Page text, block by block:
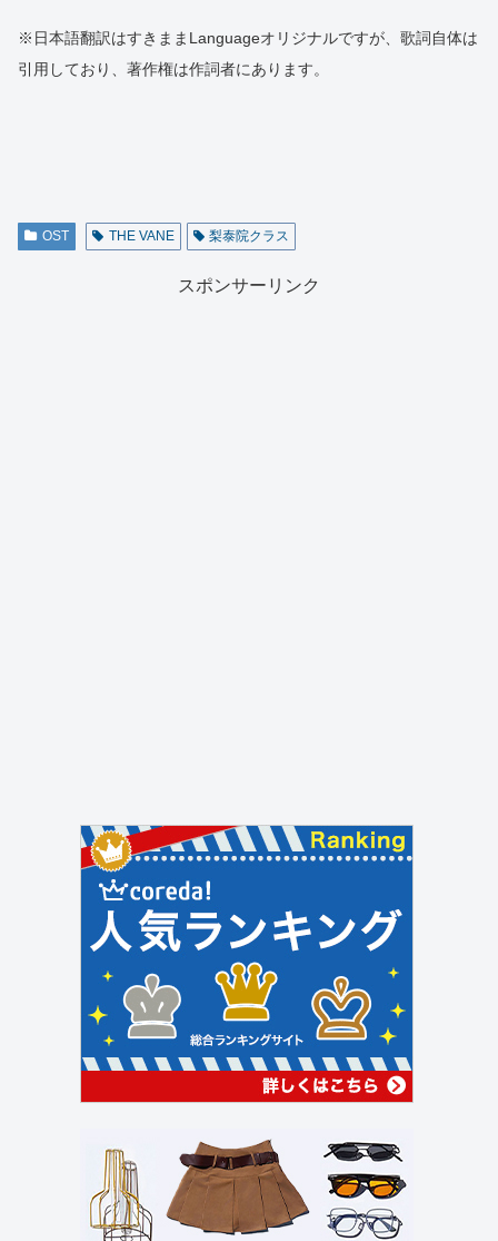
※日本語翻訳はすきままLanguageオリジナルですが、歌詞自体は
引用しており、著作権は作詞者にあります。
OST THE VANE 梨泰院クラス
スポンサーリンク